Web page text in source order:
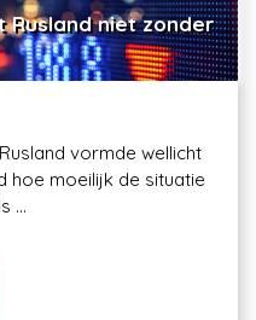
Rusland niet zonder
vormde wellicht
hoe moeilijk de situatie
...